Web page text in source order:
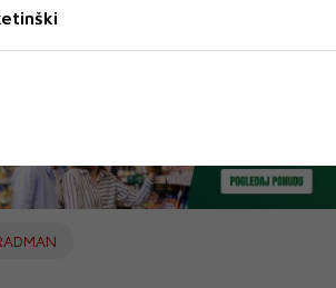
u Orašju i značajne obljetnice,
na Savi. Visoki pokrovitelji jubilarnog
i predsjednik HNS-a BiH Čović.